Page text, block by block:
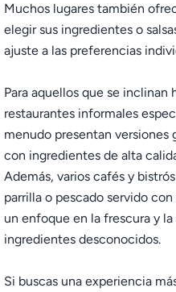
Muchos lugares también
elegir sus ingredientes o
ajuste a las preferencias
Para aquellos que se
restaurantes informales
menudo presentan
con ingredientes de alta
Además, varios cafés y
parrilla o pescado servido
un enfoque en la frescura y
ingredientes desconocidos.
Si buscas una experiencia